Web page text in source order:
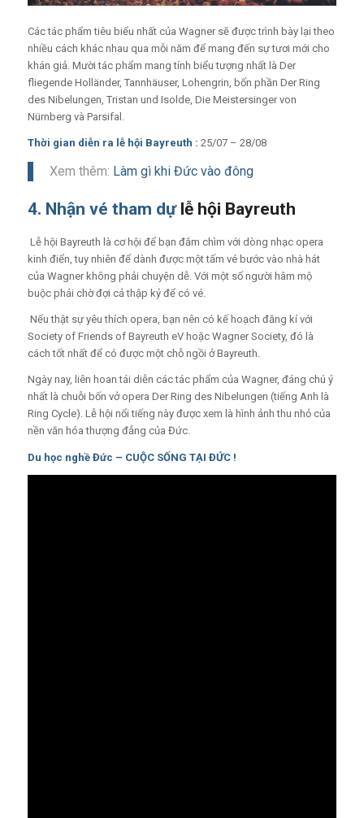
Các tác phẩm tiêu biểu nhất của Wagner sẽ được trình bày lại theo
nhiều cách khác nhau qua mỗi năm để mang đến sự tươi mới cho
khán giả. Mười tác phẩm mang tính biểu tượng nhất là Der
fliegende Holländer, Tannhäuser, Lohengrin, bốn phần Der Ring
des Nibelungen, Tristan und Isolde, Die Meistersinger von
Nürnberg và Parsifal.
Thời gian diễn ra lễ hội Bayreuth : 25/07 – 28/08
Xem thêm: Làm gì khi Đức vào đông
4. Nhận vé tham dự lễ hội Bayreuth
Lễ hội Bayreuth là cơ hội để bạn đắm chìm với dòng nhạc opera
kinh điển, tuy nhiên để dành được một tấm vé bước vào nhà hát
của Wagner không phải chuyện dễ. Với một số người hâm mộ
buộc phải chờ đợi cả thập kỷ để có vé.
Nếu thật sự yêu thích opera, bạn nên có kế hoạch đăng kí với
Society of Friends of Bayreuth eV hoặc Wagner Society, đó là
cách tốt nhất để có được một chỗ ngồi ở Bayreuth.
Ngày nay, liên hoan tái diễn các tác phẩm của Wagner, đáng chú ý
nhất là chuỗi bốn vở opera Der Ring des Nibelungen (tiếng Anh là
Ring Cycle). Lễ hội nổi tiếng này được xem là hình ảnh thu nhỏ của
nền văn hóa thượng đẳng của Đức.
Du học nghề Đức – CUỘC SỐNG TẠI ĐỨC !